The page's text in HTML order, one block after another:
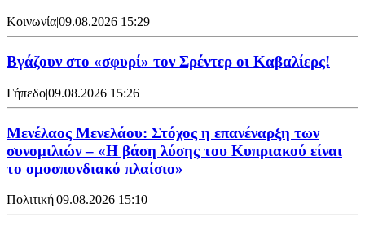
Κοινωνία|09.08.2026 15:29
Bγάζουν στο «σφυρί» τον Σρέντερ οι Καβαλίερς!
Γήπεδο|09.08.2026 15:26
Μενέλαος Μενελάου: Στόχος η επανέναρξη των
συνομιλιών – «Η βάση λύσης του Κυπριακού είναι
το ομοσπονδιακό πλαίσιο»
Πολιτική|09.08.2026 15:10